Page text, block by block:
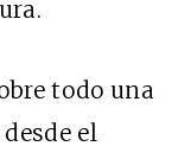
todo una
el